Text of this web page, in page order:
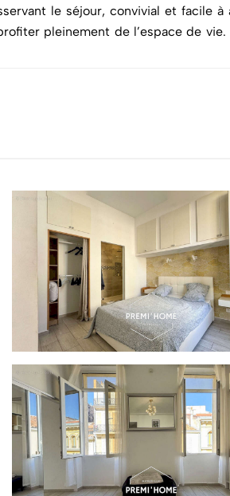
le séjour, convivial et facile à
pleinement de l’espace de vie.
également une chambre, une
pleinement de la vie urbaine
et env 500m de la la station
de gaz à effet de serre A 4). Mode
l’eau chaude : chaudière.
bien est exposé sont disponibles